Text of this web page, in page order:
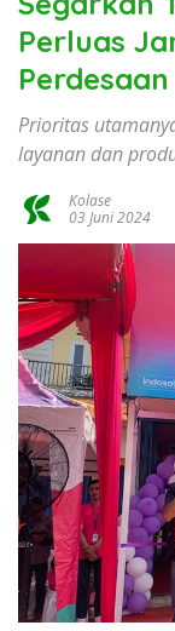
Perluas
Perdesaan
Prioritas
layanan dan
Kolase
03 Juni 2024